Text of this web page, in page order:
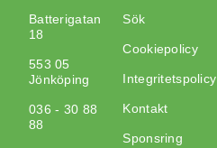
Batterigatan
18
553 05
Jönköping
036 - 30 88
88
Sök
Cookiepolicy
Integritetspolicy
Kontakt
Sponsring